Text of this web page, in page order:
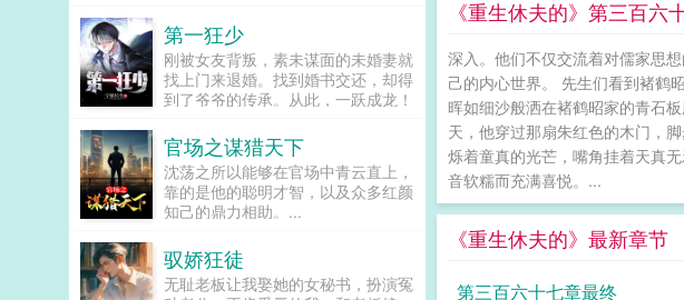
《重生休夫的》第三百六
深入。他们不仅交流着对儒家思
己的内心世界。 先生们看到褚鹤
晖如细沙般洒在褚鹤昭家的青石
天，他穿过那扇朱红色的木门，
烁着童真的光芒，嘴角挂着天真
音软糯而充满喜悦。...
《重生休夫的》最新章节
第三百六十七章最终
秩序部门汇报其行踪，我们将第一时
间赶到现场将其击毙保证群众安全，
对于举报成功者，我们颁五金币以资
嘉奖。于是第二天，秩序局门口多出
先生，我实名举报我自己，申请批
准！怎么又是你！你非得每天来这里
自打卡一次吗！！？...
主更是不知收敛，常强掳良男入府。
终有一日，长公主掳走了北定王的养
子，激怒了北定王，使北定王谋反，
带兵打入长安，手刃长公主。而宋知
鸢，就是倒霉的，长公主手帕交。与
掳人现场。当务之急，第一件事就是
直奔长公主闺房大喊一声捡起来！把
衣裳给我捡起来！床帐里的永安长公
主探出来一张妖媚的面来，惊喜的瞧
你个大头鬼啊！再来脑袋都不保啦！
求求你补药再打男人了啊北定王的大
军都打到殿门口了姐妹你守点女德吧
第一狂少
刚被女友背叛，素未谋面的未婚妻就
找上门来退婚。找到婚书交还，却得
到了爷爷的传承。从此，一跃成龙！
官场之谋猎天下
沈荡之所以能够在官场中青云直上，
靠的是他的聪明才智，以及众多红颜
知己的鼎力相助。...
驭娇狂徒
无耻老板让我娶她的女秘书，扮演冤